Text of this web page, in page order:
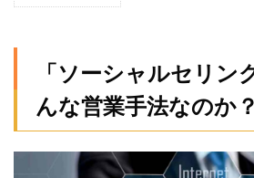
セリ
グ」
「ソーシャルセリン
んな営業手法なのか？